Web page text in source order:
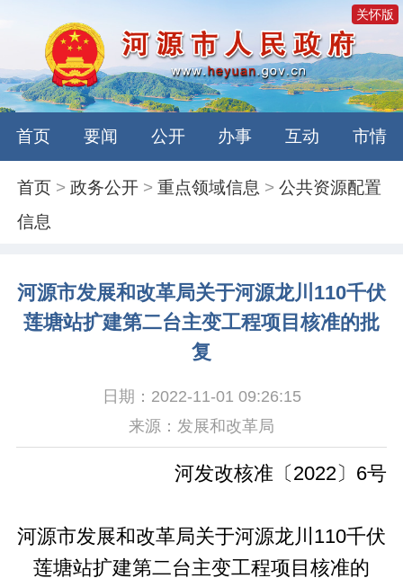
关怀版
首页 要闻 公开 办事 互动 市情
首页 >政务公开 >重点领域信息 >公共资源配置
信息
河源市发展和改革局关于河源龙川110千伏
莲塘站扩建第二台主变工程项目核准的批
复
日期：2022-11-01 09:26:15
来源：发展和改革局
河发改核准〔2022〕6号
河源市发展和改革局关于河源龙川110千伏
莲塘站扩建第二台主变工程项目核准的